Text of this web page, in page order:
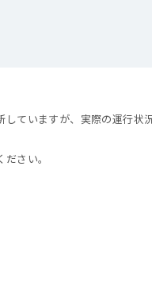
ていますが、実際の運行状
さい。